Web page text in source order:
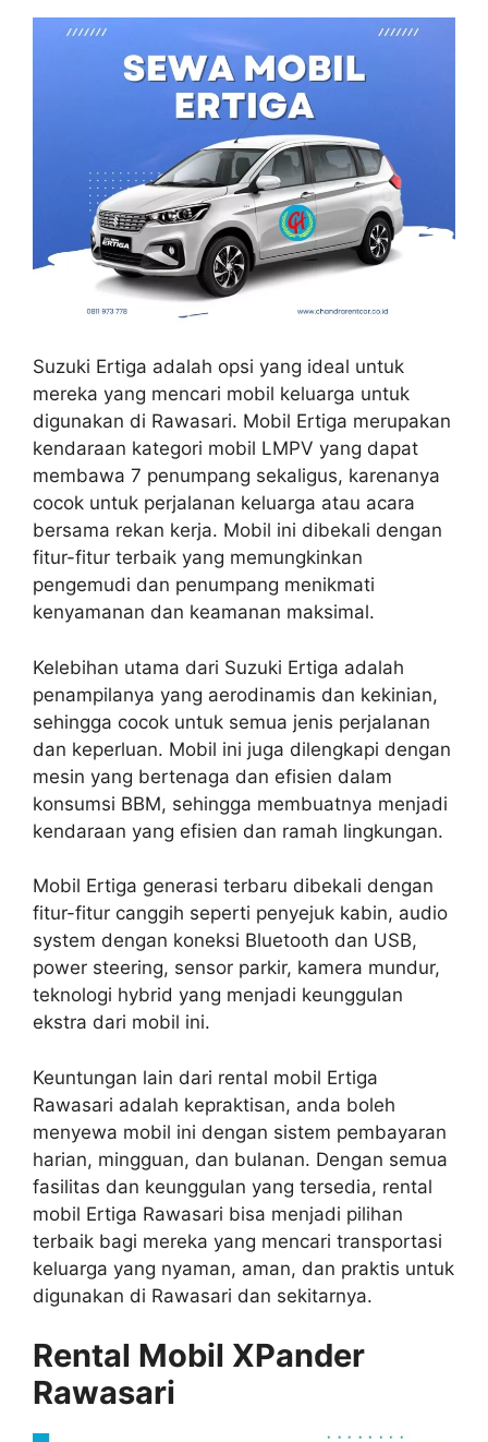
Suzuki Ertiga adalah opsi yang ideal untuk
mereka yang mencari mobil keluarga untuk
digunakan di Rawasari. Mobil Ertiga merupakan
kendaraan kategori mobil LMPV yang dapat
membawa 7 penumpang sekaligus, karenanya
cocok untuk perjalanan keluarga atau acara
bersama rekan kerja. Mobil ini dibekali dengan
fitur-fitur terbaik yang memungkinkan
pengemudi dan penumpang menikmati
kenyamanan dan keamanan maksimal.
Kelebihan utama dari Suzuki Ertiga adalah
penampilanya yang aerodinamis dan kekinian,
sehingga cocok untuk semua jenis perjalanan
dan keperluan. Mobil ini juga dilengkapi dengan
mesin yang bertenaga dan efisien dalam
konsumsi BBM, sehingga membuatnya menjadi
kendaraan yang efisien dan ramah lingkungan.
Mobil Ertiga generasi terbaru dibekali dengan
fitur-fitur canggih seperti penyejuk kabin, audio
system dengan koneksi Bluetooth dan USB,
power steering, sensor parkir, kamera mundur,
teknologi hybrid yang menjadi keunggulan
ekstra dari mobil ini.
Keuntungan lain dari rental mobil Ertiga
Rawasari adalah kepraktisan, anda boleh
menyewa mobil ini dengan sistem pembayaran
harian, mingguan, dan bulanan. Dengan semua
fasilitas dan keunggulan yang tersedia, rental
mobil Ertiga Rawasari bisa menjadi pilihan
terbaik bagi mereka yang mencari transportasi
keluarga yang nyaman, aman, dan praktis untuk
digunakan di Rawasari dan sekitarnya.
Rental Mobil XPander
Rawasari